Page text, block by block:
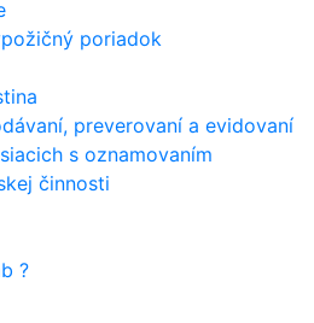
poriadok
preverovaní a evidovaní
s oznamovaním
činnosti
?